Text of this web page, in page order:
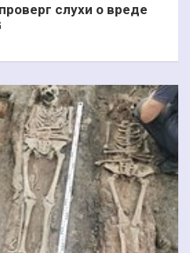
слухи о вреде